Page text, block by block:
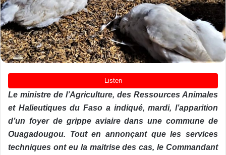
Le ministre de l’Agriculture, des Ressources Animales
et Halieutiques du Faso a indiqué, mardi, l’apparition
d’un foyer de grippe aviaire dans une commune de
Ouagadougou. Tout en annonçant que les services
techniques ont eu la maitrise des cas, le Commandant